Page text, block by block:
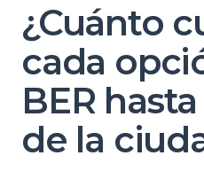
¿Cuánto
cada
BER
de la